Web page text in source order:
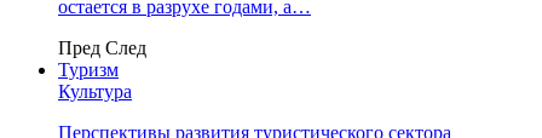
остается в разрухе годами, а…
Пред След
Туризм
Культура
Перспективы развития туристического сектора